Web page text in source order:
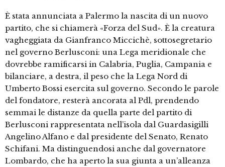
È stata annunciata a Palermo la nascita di un nuovo
partito, che si chiamerà «Forza del Sud». È la creatura
vagheggiata da Gianfranco Miccichè, sottosegretario
nel governo Berlusconi: una Lega meridionale che
dovrebbe ramificarsi in Calabria, Puglia, Campania e
bilanciare, a destra, il peso che la Lega Nord di
Umberto Bossi esercita sul governo. Secondo le parole
del fondatore, resterà ancorata al Pdl, prendendo
semmai le distanze da quella parte del partito di
Berlusconi rappresentata nell’isola dal Guardasigilli
Angelino Alfano e dal presidente del Senato, Renato
Schifani. Ma distinguendosi anche dal governatore
Lombardo, che ha aperto la sua giunta a un’alleanza